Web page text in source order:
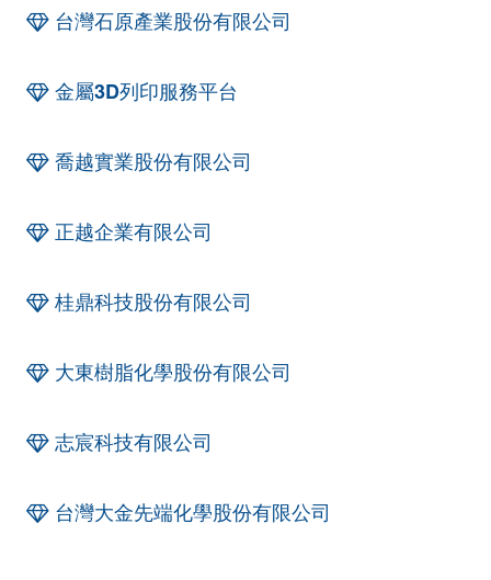
台灣石原產業股份有限公司
金屬3D列印服務平台
喬越實業股份有限公司
正越企業有限公司
桂鼎科技股份有限公司
大東樹脂化學股份有限公司
志宸科技有限公司
台灣大金先端化學股份有限公司